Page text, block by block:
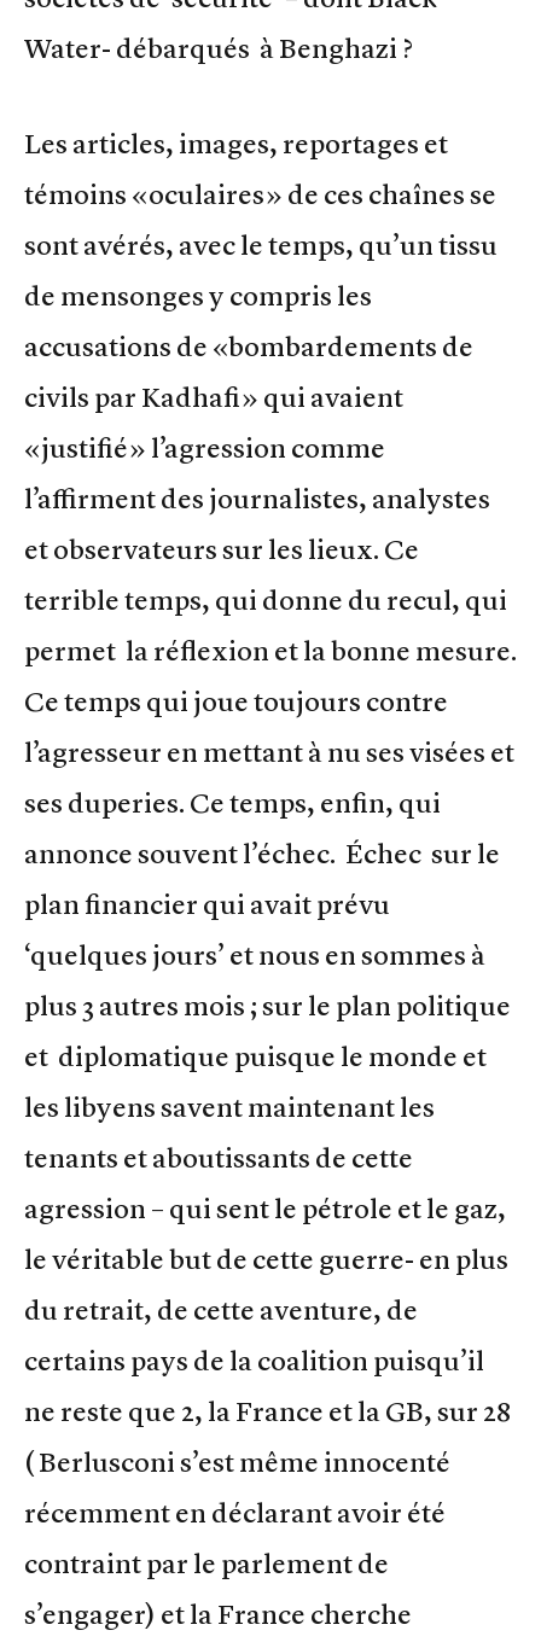
Water- débarqués à Benghazi ?
Les articles, images, reportages et
témoins «oculaires» de ces chaînes se
sont avérés, avec le temps, qu’un tissu
de mensonges y compris les
accusations de «bombardements de
civils par Kadhafi» qui avaient
«justifié» l’agression comme
l’affirment des journalistes, analystes
et observateurs sur les lieux. Ce
terrible temps, qui donne du recul, qui
permet la réflexion et la bonne mesure.
Ce temps qui joue toujours contre
l’agresseur en mettant à nu ses visées et
ses duperies. Ce temps, enfin, qui
annonce souvent l’échec. Échec sur le
plan financier qui avait prévu
‘quelques jours’ et nous en sommes à
plus 3 autres mois ; sur le plan politique
et diplomatique puisque le monde et
les libyens savent maintenant les
tenants et aboutissants de cette
agression – qui sent le pétrole et le gaz,
le véritable but de cette guerre- en plus
du retrait, de cette aventure, de
certains pays de la coalition puisqu’il
ne reste que 2, la France et la GB, sur 28
( Berlusconi s’est même innocenté
récemment en déclarant avoir été
contraint par le parlement de
s’engager) et la France cherche